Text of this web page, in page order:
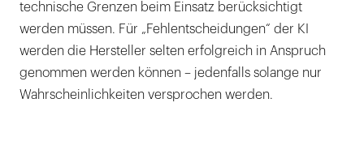
technische Grenzen beim Einsatz berücksichtigt
werden müssen. Für „Fehlentscheidungen“ der KI
werden die Hersteller selten erfolgreich in Anspruch
genommen werden können – jedenfalls solange nur
Wahrscheinlichkeiten versprochen werden.